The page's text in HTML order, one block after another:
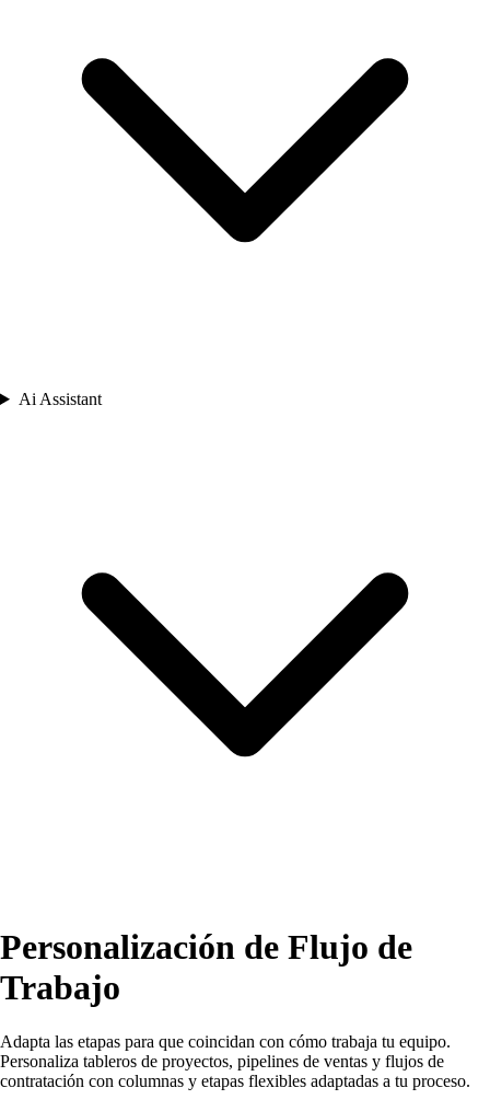
Ai Assistant
Personalización de Flujo de
Trabajo
Adapta las etapas para que coincidan con cómo trabaja tu equipo.
Personaliza tableros de proyectos, pipelines de ventas y flujos de
contratación con columnas y etapas flexibles adaptadas a tu proceso.